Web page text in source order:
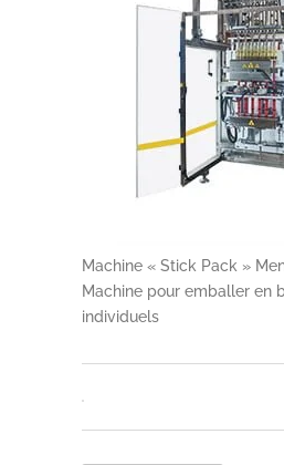
Machine « Stick Pack »
Machine pour emballer en
individuels